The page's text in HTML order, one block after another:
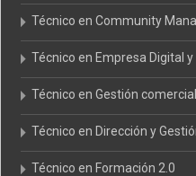
Técnico en Community
Técnico en Empresa Digital
Técnico en Gestión
Técnico en Dirección y
Técnico en Formación 2.0